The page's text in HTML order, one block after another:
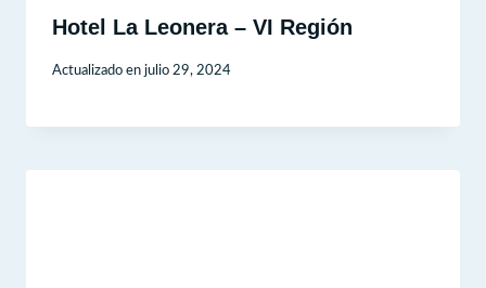
Hotel La Leonera – VI Región
Actualizado en julio 29, 2024